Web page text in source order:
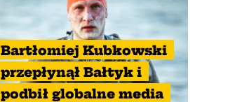
Bartłomiej Kubkowski
przepłynął Bałtyk i
podbił globalne media